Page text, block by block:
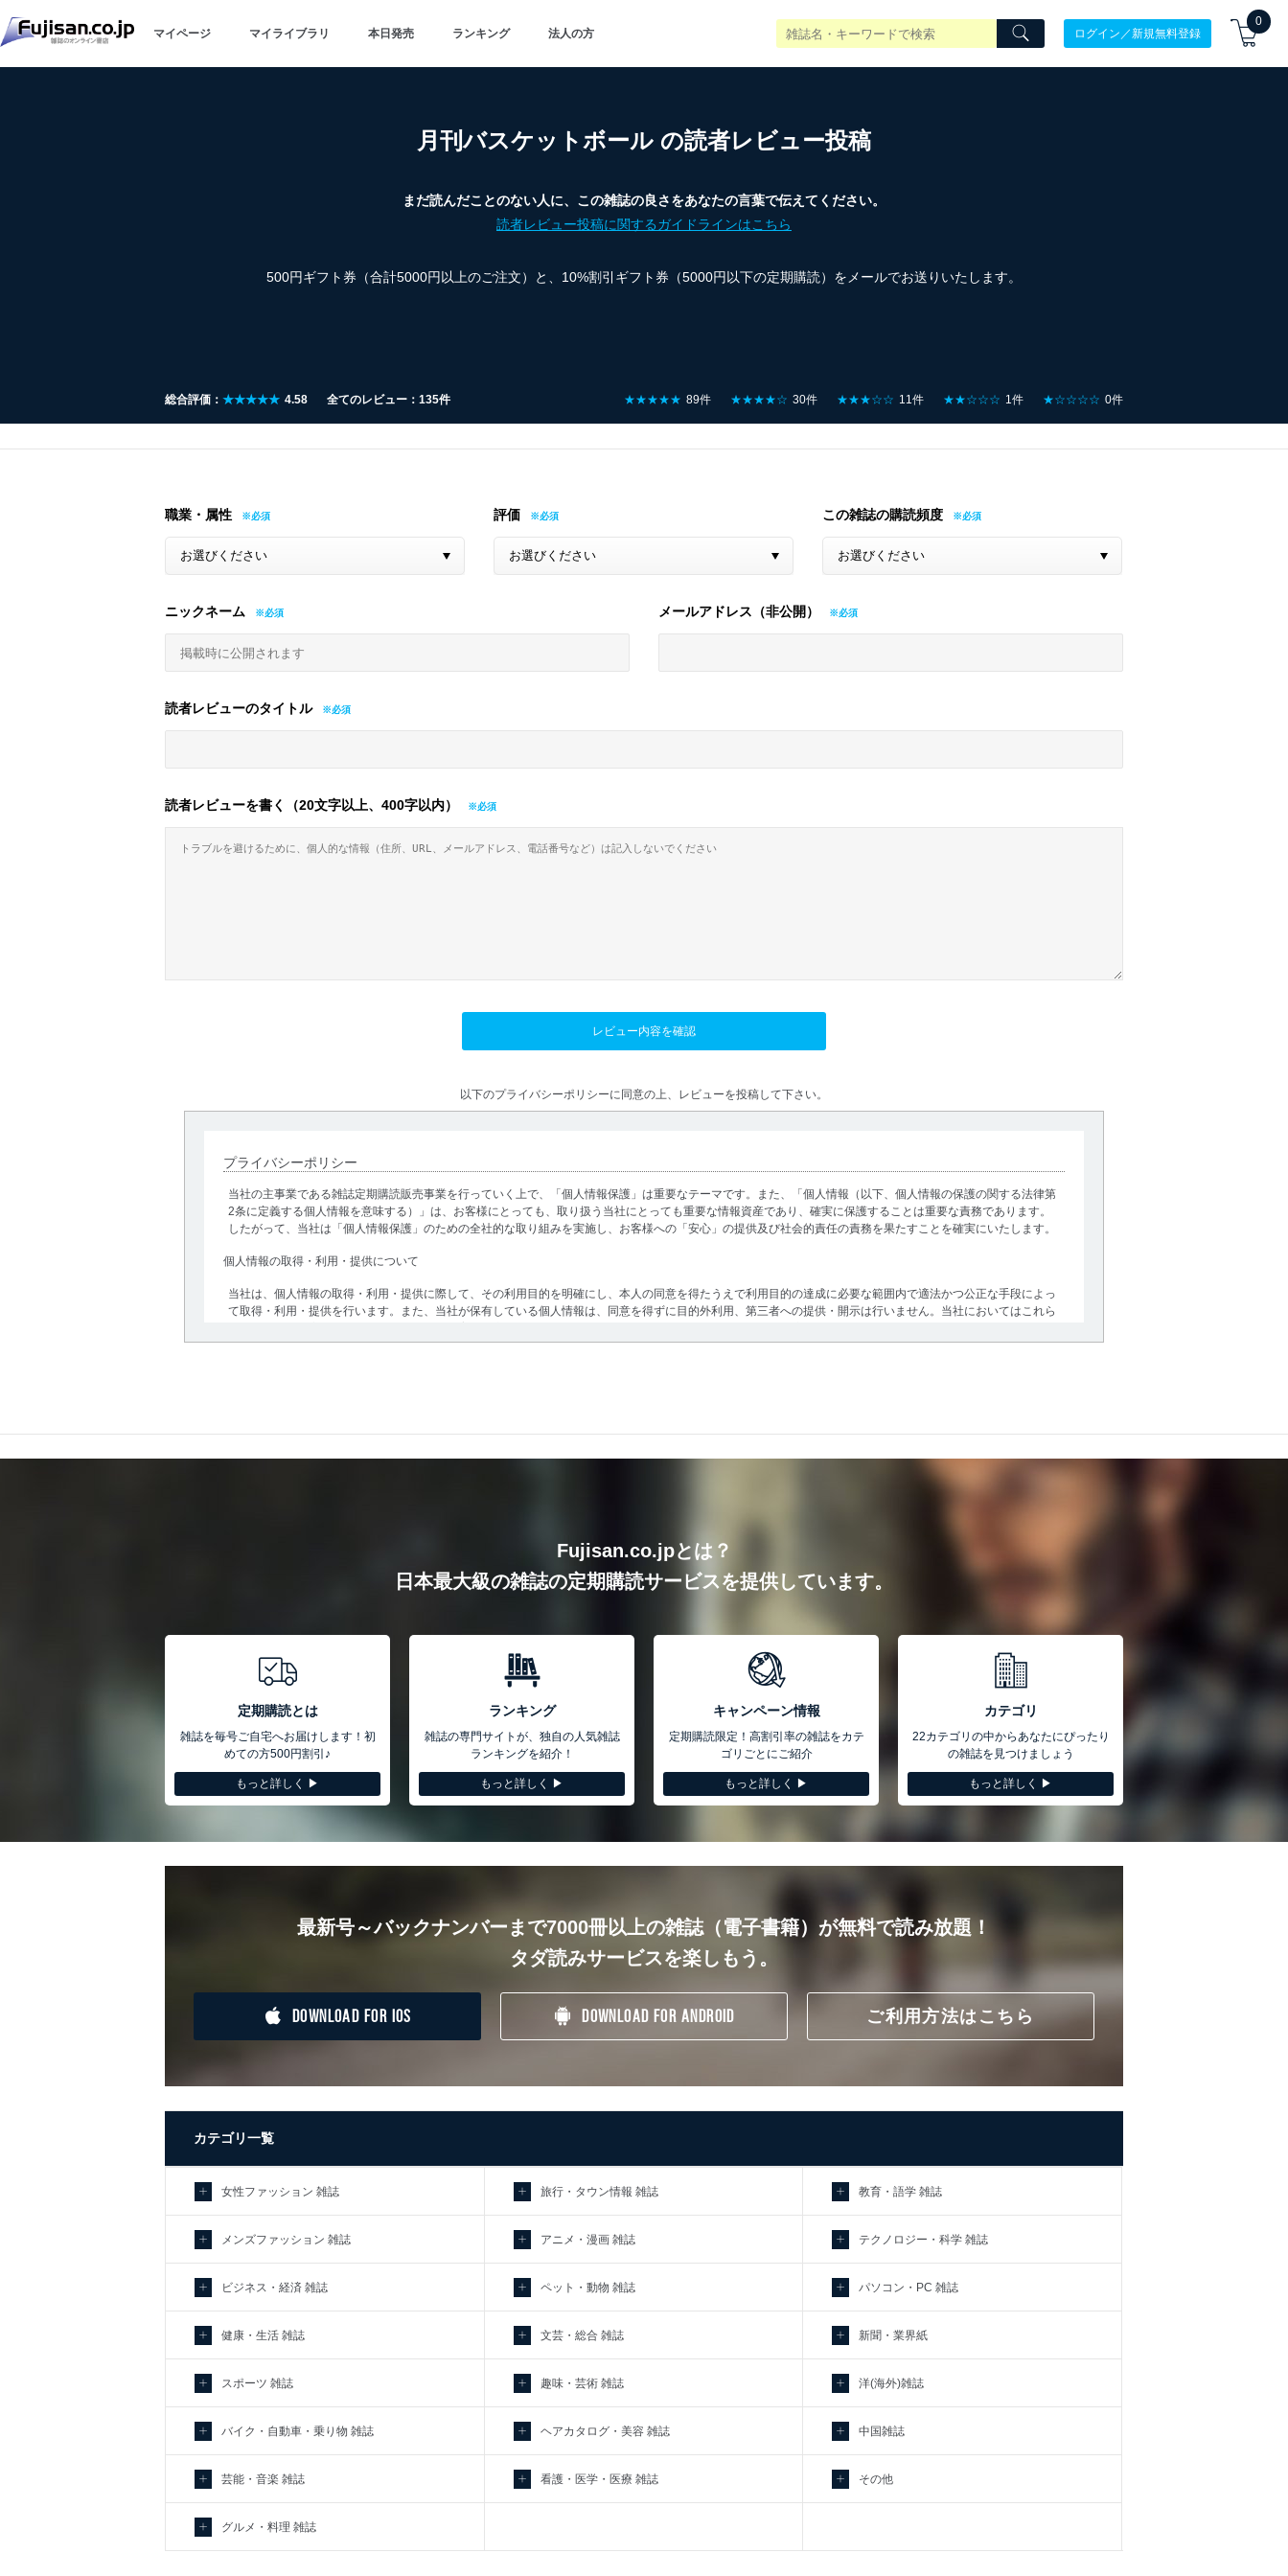
マイページ マイライブラリ 本日発売 ランキング 法人の方 ログイン／新規無料登録
0
月刊バスケットボール の読者レビュー投稿
まだ読んだことのない人に、この雑誌の良さをあなたの言葉で伝えてください。
読者レビュー投稿に関するガイドラインはこちら
500円ギフト券（合計5000円以上のご注文）と、10%割引ギフト券（5000円以下の定期購読）をメールでお送りいたします。
総合評価： ★★★★★ 4.58 全てのレビュー：135件 ★★★★★ 89件 ★★★★☆ 30件 ★★★☆☆ 11件 ★★☆☆☆ 1件 ★☆☆☆☆ 0件
職業・属性 評価 この雑誌の購読頻度
ニックネーム メールアドレス（非公開）
読者レビューのタイトル
読者レビューを書く（20文字以上、400字以内）
以下のプライバシーポリシーに同意の上、レビューを投稿して下さい。
プライバシーポリシー
当社の主事業である雑誌定期購読販売事業を行っていく上で、「個人情報保護」は重要なテーマです。また、「個人情報（以下、個人情報の保護の関する法律第
2条に定義する個人情報を意味する）」は、お客様にとっても、取り扱う当社にとっても重要な情報資産であり、確実に保護することは重要な責務であります。
したがって、当社は「個人情報保護」のための全社的な取り組みを実施し、お客様への「安心」の提供及び社会的責任の責務を果たすことを確実にいたします。
個人情報の取得・利用・提供について
当社は、個人情報の取得・利用・提供に際して、その利用目的を明確にし、本人の同意を得たうえで利用目的の達成に必要な範囲内で適法かつ公正な手段によっ
て取得・利用・提供を行います。また、当社が保有している個人情報は、同意を得ずに目的外利用、第三者への提供・開示は行いません。当社においてはこれら
当社は、個人情報の正確性及び安全性を確保するために、下記セキュリティ対策をはじめとする安全対策を実施し、個人情報の漏えい、滅失またはき損の防止及
機器に標準装備されているユーザー制御機能（ユーザーアカウント制御）により、個人情報データベース等を取り扱う情報システムを使用する従業者を識
外部からの不正アクセス等の防止
個人データを取り扱う機器等のオペレーティングシステムを最新の状態に保持しています。
個人データを取り扱う機器等にセキュリティ対策ソフトウェア等を導入し、自動更新 機能等の活用により、これを最新状態としています。
情報システムの使用に伴う漏洩等の防止
個人情報保護マネジメントシステムの継続的改善
当社は、内部監査及びマネジメントレビューの機会を通じて、個人情報保護マネジメントシステムを継続的に改善し、常に最良の状態を維持します。
TEL：0570-200-223
FAX：03-5459-7073
株式会社富士山マガジンサービス
当社は以下の個人情報保護管理者を設置し、個人情報保護管理者の責任のもと、個人情報を取得・アクセス・利用・提供・管理いたします。
東京都渋谷区南平台町16-11
株式会社富士山マガジンサービス
代表取締役会長 西野 伸一郎
個人情報保護管理者: 経営管理グループディレクター 前田 嘉也
当社が取り扱う開示対象個人情報の利用目的は次のとおりです。
No 個人情報の種類 利用目的
購入商品の配送のため
商品代金回収のため
個人が特定できない形で取得した閲覧履歴や購買履歴等の情報を分析して、趣味・嗜好に
3 当社カスタマーQ＆Aサービス利用者
カスタマーQ＆Aサイトの投稿内容の確認のため
ｅメール等によるカスタマーQ＆Aサイトのサービス内容のご案内のため
ｅメール等による商品、サービス、キャンペーン等の広告に関するご案内のため
4 採用応募者の方の個人情報
採用選考、ご連絡のため
5 当社の従業者の個人情報 人事、総務などの雇用管理等のため
パートナー（提携企業）からの委託により当社の
定期購読サービス等をご利用の方の個人情報
Fujisan.co.jpとは？
日本最大級の雑誌の定期購読サービスを提供しています。
定期購読とは
雑誌を毎号ご自宅へお届けします！初
めての方500円割引♪
もっと詳しく ▶︎
ランキング
雑誌の専門サイトが、独自の人気雑誌
ランキングを紹介！
もっと詳しく ▶︎
キャンペーン情報
定期購読限定！高割引率の雑誌をカテ
ゴリごとにご紹介
もっと詳しく ▶︎
カテゴリ
22カテゴリの中からあなたにぴったり
の雑誌を見つけましょう
もっと詳しく ▶︎
最新号～バックナンバーまで7000冊以上の雑誌（電子書籍）が無料で読み放題！
タダ読みサービスを楽しもう。
DOWNLOAD FOR IOS DOWNLOAD FOR ANDROID ご利用方法はこちら
カテゴリ一覧
女性ファッション 雑誌
メンズファッション 雑誌
ビジネス・経済 雑誌
健康・生活 雑誌
スポーツ 雑誌
バイク・自動車・乗り物 雑誌
芸能・音楽 雑誌
グルメ・料理 雑誌
旅行・タウン情報 雑誌
アニメ・漫画 雑誌
ペット・動物 雑誌
文芸・総合 雑誌
趣味・芸術 雑誌
ヘアカタログ・美容 雑誌
看護・医学・医療 雑誌
教育・語学 雑誌
テクノロジー・科学 雑誌
パソコン・PC 雑誌
新聞・業界紙
洋(海外)雑誌
中国雑誌
その他